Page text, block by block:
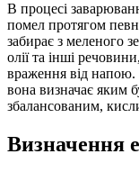
В процесі
помел протягом
забирає з меленого
олії та інші
враження від напою.
вона визначає яким
збалансованим,
Визначення